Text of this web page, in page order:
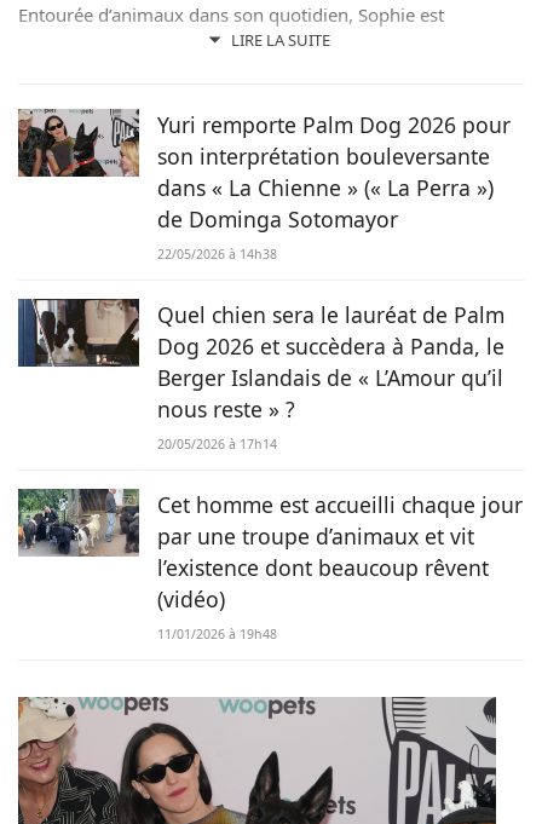
LIRE LA SUITE
Entourée d’animaux dans son quotidien, Sophie est
également passionnée de mots. Son amour pour les
précaire. Maya la croisée Labrador-Border Collie a été
retrouvée errante par la SPA et Hatchi, le chien Arbi, a été
sauvé de Tunisie. À ses yeux, ses 2 chiens, son chat et ses
lapins font partie intégrante de sa vie et de sa famille ! C’est
donc sans hésiter qu’elle a décidé de mettre sa plume au
Yuri remporte Palm Dog 2026 pour
son interprétation bouleversante
dans « La Chienne » (« La Perra »)
de Dominga Sotomayor
22/05/2026 à 14h38
Quel chien sera le lauréat de Palm
Dog 2026 et succèdera à Panda, le
Berger Islandais de « L’Amour qu’il
nous reste » ?
20/05/2026 à 17h14
Cet homme est accueilli chaque jour
par une troupe d’animaux et vit
l’existence dont beaucoup rêvent
(vidéo)
11/01/2026 à 19h48